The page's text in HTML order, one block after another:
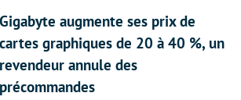
Gigabyte augmente ses prix de
cartes graphiques de 20 à 40 %, un
revendeur annule des
précommandes